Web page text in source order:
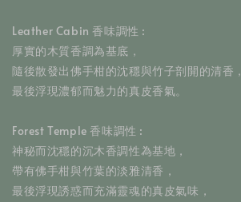
Leather Cabin 香味調性 :
厚實的木質香調為基底，
隨後散發出佛手柑的沈穩與竹子剖開的清香，
最後浮現濃郁而魅力的真皮香氣。
Forest Temple 香味調性 :
神秘而沈穩的沉木香調性為基地，
帶有佛手柑與竹葉的淡雅清香，
最後浮現誘惑而充滿靈魂的真皮氣味，